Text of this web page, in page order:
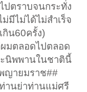
ตราบจนกระทั่ง
มีไม่ได้ไม่สำเร็จ
น60ครั้ง)
มตลอดไปตลอด
ะนิพพานในชาตินี้
ญายมราช##
านย่าท่านแม่ศรี